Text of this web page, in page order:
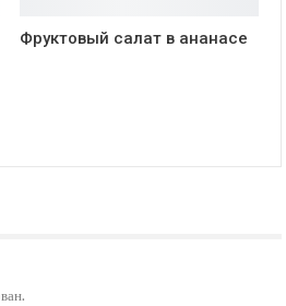
Фруктовый салат в ананасе